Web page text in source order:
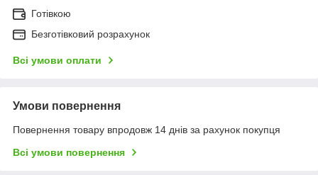
Готівкою
Безготівковий розрахунок
Всі умови оплати
Умови повернення
Повернення товару впродовж 14 днів за рахунок покупця
Всі умови повернення